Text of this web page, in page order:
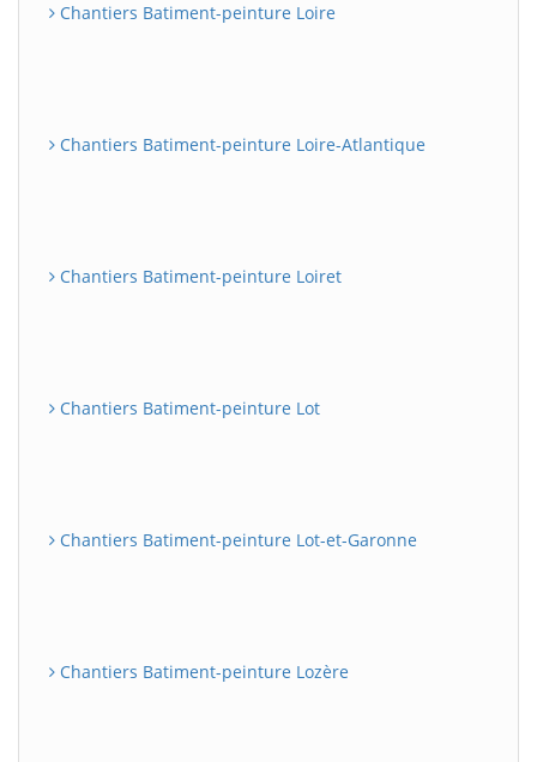
Chantiers Batiment-peinture Loire
Chantiers Batiment-peinture Loire-Atlantique
Chantiers Batiment-peinture Loiret
Chantiers Batiment-peinture Lot
Chantiers Batiment-peinture Lot-et-Garonne
Chantiers Batiment-peinture Lozère